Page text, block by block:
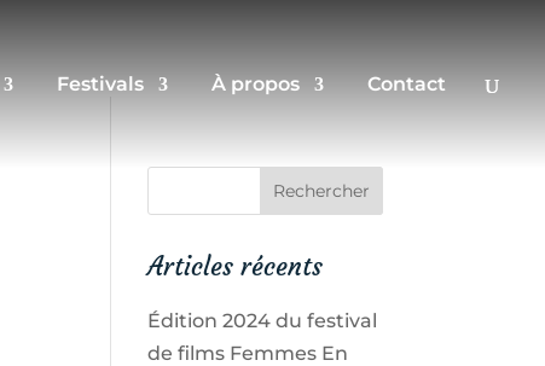
Festivals À propos Contact
Articles récents
Édition 2024 du festival
de films Femmes En